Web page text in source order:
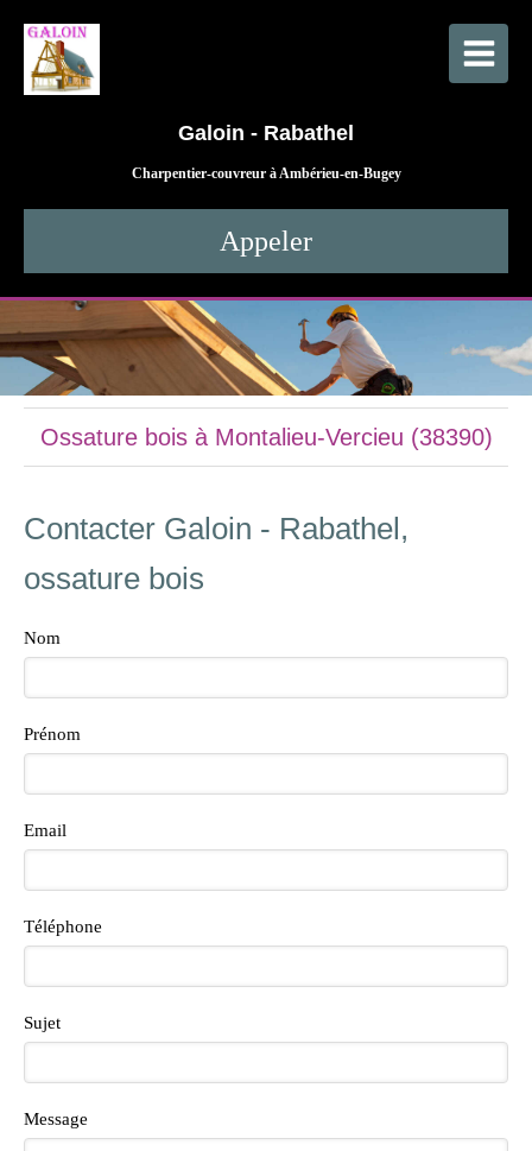
Galoin - Rabathel
Charpentier-couvreur à Ambérieu-en-Bugey
Appeler
Ossature bois à Montalieu-Vercieu (38390)
Contacter Galoin - Rabathel,
ossature bois
Nom
Prénom
Email
Téléphone
Sujet
Message